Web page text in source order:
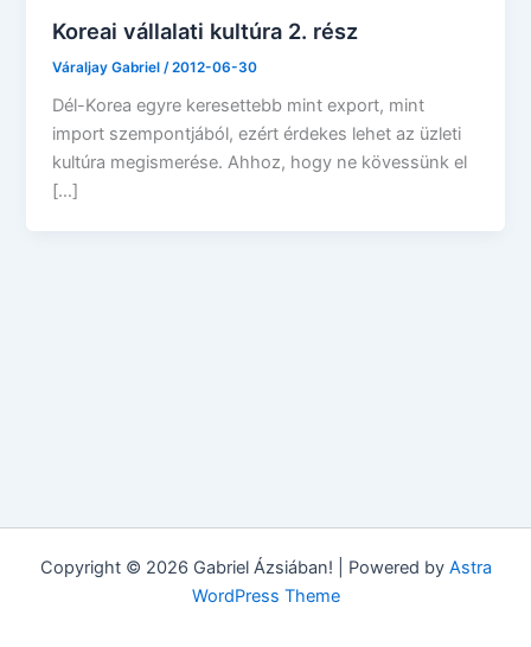
Koreai vállalati kultúra 2. rész
Váraljay Gabriel /2012-06-30
Dél-Korea egyre keresettebb mint export, mint
import szempontjából, ezért érdekes lehet az üzleti
kultúra megismerése. Ahhoz, hogy ne kövessünk el
[…]
Copyright © 2026 Gabriel Ázsiában! | Powered by Astra
WordPress Theme